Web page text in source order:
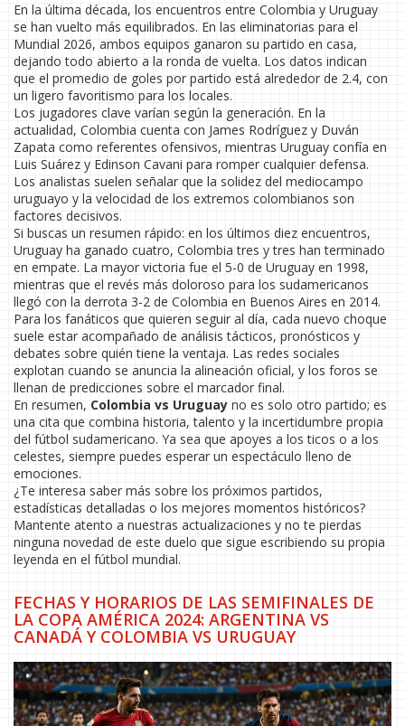
En la última década, los encuentros entre Colombia y Uruguay
se han vuelto más equilibrados. En las eliminatorias para el
Mundial 2026, ambos equipos ganaron su partido en casa,
dejando todo abierto a la ronda de vuelta. Los datos indican
que el promedio de goles por partido está alrededor de 2.4, con
un ligero favoritismo para los locales.
Los jugadores clave varían según la generación. En la
actualidad, Colombia cuenta con James Rodríguez y Duván
Zapata como referentes ofensivos, mientras Uruguay confía en
Luis Suárez y Edinson Cavani para romper cualquier defensa.
Los analistas suelen señalar que la solidez del mediocampo
uruguayo y la velocidad de los extremos colombianos son
factores decisivos.
Si buscas un resumen rápido: en los últimos diez encuentros,
Uruguay ha ganado cuatro, Colombia tres y tres han terminado
en empate. La mayor victoria fue el 5-0 de Uruguay en 1998,
mientras que el revés más doloroso para los sudamericanos
llegó con la derrota 3-2 de Colombia en Buenos Aires en 2014.
Para los fanáticos que quieren seguir al día, cada nuevo choque
suele estar acompañado de análisis tácticos, pronósticos y
debates sobre quién tiene la ventaja. Las redes sociales
explotan cuando se anuncia la alineación oficial, y los foros se
llenan de predicciones sobre el marcador final.
En resumen, Colombia vs Uruguay no es solo otro partido; es
una cita que combina historia, talento y la incertidumbre propia
del fútbol sudamericano. Ya sea que apoyes a los ticos o a los
celestes, siempre puedes esperar un espectáculo lleno de
emociones.
¿Te interesa saber más sobre los próximos partidos,
estadísticas detalladas o los mejores momentos históricos?
Mantente atento a nuestras actualizaciones y no te pierdas
ninguna novedad de este duelo que sigue escribiendo su propia
leyenda en el fútbol mundial.
FECHAS Y HORARIOS DE LAS SEMIFINALES DE
LA COPA AMÉRICA 2024: ARGENTINA VS
CANADÁ Y COLOMBIA VS URUGUAY